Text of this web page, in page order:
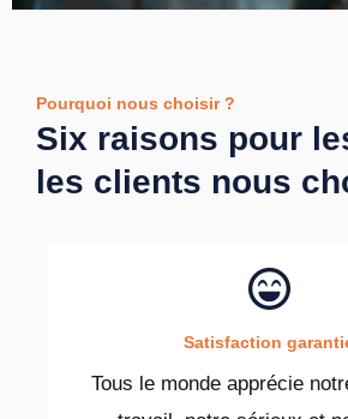
Pourquoi nous choisir ?
Six raisons pour
les clients nous
Satisfaction
Tous le monde apprécie